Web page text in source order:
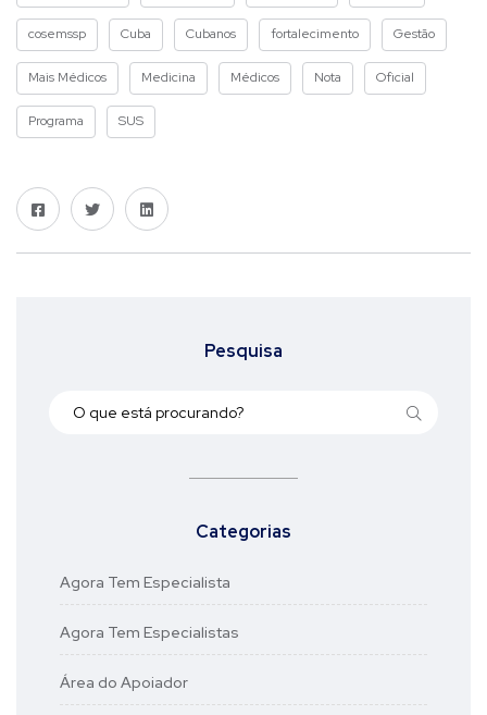
cosemssp Cuba Cubanos fortalecimento Gestão
Mais Médicos Medicina Médicos Nota Oficial
Programa SUS
Pesquisa
Categorias
Agora Tem Especialista
Agora Tem Especialistas
Área do Apoiador